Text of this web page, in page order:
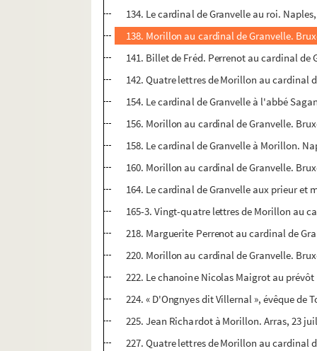
134. Le cardinal de Granvelle au roi.
138. Morillon au cardinal de Granvelle.
141. Billet de Fréd. Perrenot au cardinal de
142. Quatre lettres de Morillon au cardinal
154. Le cardinal de Granvelle à l'abbé
156. Morillon au cardinal de Granvelle.
158. Le cardinal de Granvelle à Morillon.
160. Morillon au cardinal de Granvelle.
164. Le cardinal de Granvelle aux prieur et
165-3. Vingt-quatre lettres de Morillon au
218. Marguerite Perrenot au cardinal de
220. Morillon au cardinal de Granvelle.
222. Le chanoine Nicolas Maigrot au
224. « D'Ongnyes dit Villernal », évêque
225. Jean Richardot à Morillon. Arras, 23
227. Quatre lettres de Morillon au cardinal